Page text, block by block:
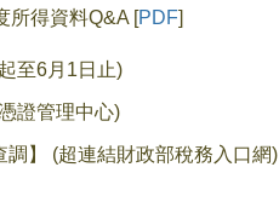
所得資料Q&A [PDF]
至6月1日止)
證管理中心)
】 (超連結財政部稅務入口網)